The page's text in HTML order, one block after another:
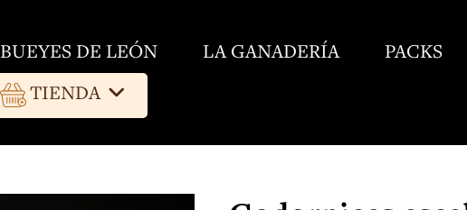
BUEYES DE LEÓN LA GANADERÍA PACKS
TIENDA